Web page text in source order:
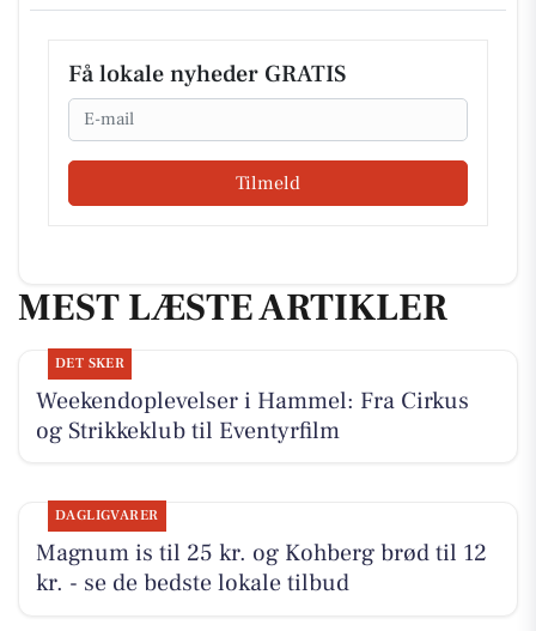
Få lokale nyheder GRATIS
Email
Tilmeld
MEST LÆSTE ARTIKLER
DET SKER
Weekendoplevelser i Hammel: Fra Cirkus
og Strikkeklub til Eventyrfilm
DAGLIGVARER
Magnum is til 25 kr. og Kohberg brød til 12
kr. - se de bedste lokale tilbud